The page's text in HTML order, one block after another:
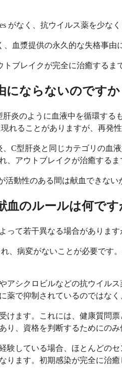
がなく、抗ウイルス薬を少な
血漿提供の永久的な失格事由
ブレイクが完全に治癒する
にならないのですか
炎のように血液中を循環する
れることがありますが、再発
C型肝炎と同じカテゴリの血
、アウトブレイクが治癒するま
動性のある間は献血できな
血のルールは何です
って若干異なる場合がありま
、病変がないことが必要で
アシクロビルなどの抗ウイル
薬で抑制されているのではな
けます。これには、健康質問
り、資格を判断するためにのみ
験している場合、ほとんどの
ります。初期感染が完全に治